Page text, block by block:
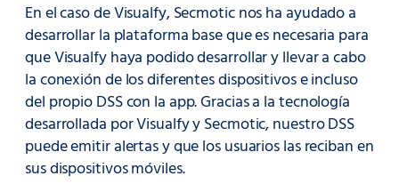
En el caso de Visualfy, Secmotic nos ha ayudado a
desarrollar la plataforma base que es necesaria para
que Visualfy haya podido desarrollar y llevar a cabo
la conexión de los diferentes dispositivos e incluso
del propio DSS con la app. Gracias a la tecnología
desarrollada por Visualfy y Secmotic, nuestro DSS
puede emitir alertas y que los usuarios las reciban en
sus dispositivos móviles.